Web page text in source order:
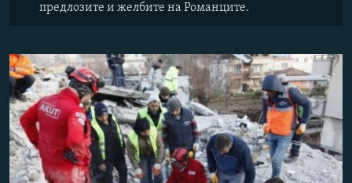
предлозите и желбите на Романците.